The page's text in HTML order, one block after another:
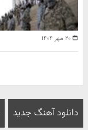
۲۰ مهر ۱۴۰۴
دانلود آهنگ جدید